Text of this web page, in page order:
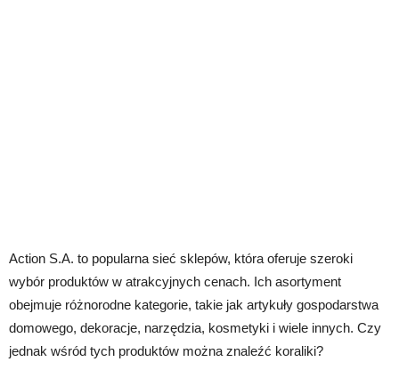
Action S.A. to popularna sieć sklepów, która oferuje szeroki
wybór produktów w atrakcyjnych cenach. Ich asortyment
obejmuje różnorodne kategorie, takie jak artykuły gospodarstwa
domowego, dekoracje, narzędzia, kosmetyki i wiele innych. Czy
jednak wśród tych produktów można znaleźć koraliki?